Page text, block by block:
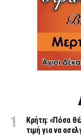
Κρήτη: «Πόσα
τιμή για να